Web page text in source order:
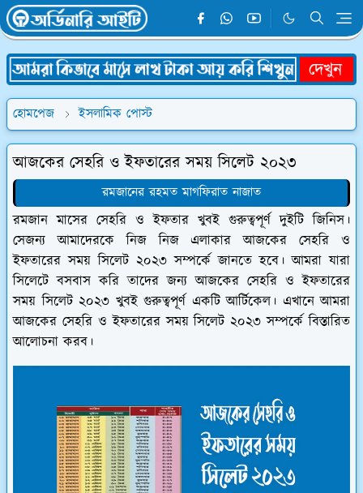
হোমপেজ ইসলামিক পোস্ট
আজকের সেহরি ও ইফতারের সময় সিলেট ২০২৩
রমজানের রহমত মাগফিরাত নাজাত
রমজান মাসের সেহরি ও ইফতার খুবই গুরুত্বপূর্ণ দুইটি জিনিস।
সেজন্য আমাদেরকে নিজ নিজ এলাকার আজকের সেহরি ও
ইফতারের সময় সিলেট ২০২৩ সম্পর্কে জানতে হবে। আমরা যারা
সিলেটে বসবাস করি তাদের জন্য আজকের সেহরি ও ইফতারের
সময় সিলেট ২০২৩ খুবই গুরুত্বপূর্ণ একটি আর্টিকেল। এখানে আমরা
আজকের সেহরি ও ইফতারের সময় সিলেট ২০২৩ সম্পর্কে বিস্তারিত
আলোচনা করব।